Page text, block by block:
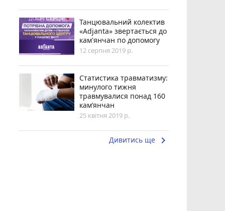
Танцювальний колектив
«Adjanta» звертається до
кам'янчан по допомогу
12 серпня 2019 р.
Статистика травматизму:
минулого тижня
травмувалися понад 160
кам’янчан
25 квітня 2019 р.
Дивитись ще keyboard_arrow_right